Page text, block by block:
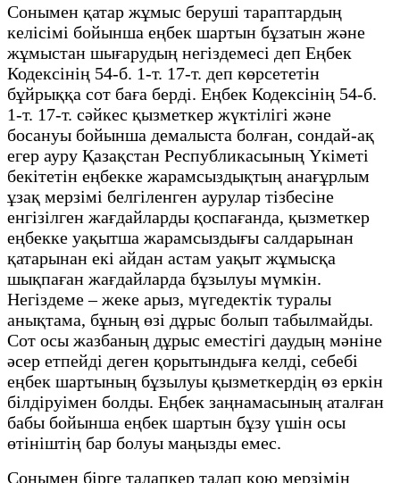
Сонымен қатар жұмыс беруші тараптардың
келісімі бойынша еңбек шартын бұзатын және
жұмыстан шығарудың негіздемесі деп Еңбек
Кодексінің 54-б. 1-т. 17-т. деп көрсететін
бұйрыққа сот баға берді. Еңбек Кодексінің 54-б.
1-т. 17-т. сәйкес қызметкер жүктілігі және
босануы бойынша демалыста болған, сондай-ақ
егер ауру Қазақстан Республикасының Үкіметі
бекітетін еңбекке жарамсыздықтың анағұрлым
ұзақ мерзімі белгіленген аурулар тізбесіне
енгізілген жағдайларды қоспағанда, қызметкер
еңбекке уақытша жарамсыздығы салдарынан
қатарынан екі айдан астам уақыт жұмысқа
шықпаған жағдайларда бұзылуы мүмкін.
Негіздеме – жеке арыз, мүгедектік туралы
анықтама, бұның өзі дұрыс болып табылмайды.
Сот осы жазбаның дұрыс еместігі даудың мәніне
әсер етпейді деген қорытындыға келді, себебі
еңбек шартының бұзылуы қызметкердің өз еркін
білдіруімен болды. Еңбек заңнамасының аталған
бабы бойынша еңбек шартын бұзу үшін осы
өтініштің бар болуы маңызды емес.
Сонымен бірге талапкер талап қою мерзімін